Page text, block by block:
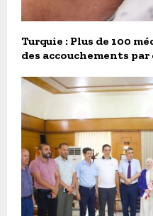
Turquie : Plus de 100
des accouchements